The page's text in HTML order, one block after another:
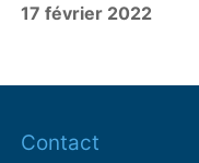
17 février 2022
Contact